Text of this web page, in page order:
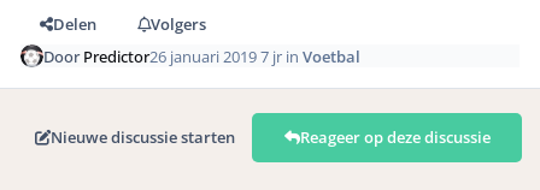
Delen
Volgers
DoorPredictor26 januari 20197 jr inVoetbal
Nieuwe discussie starten Reageer op deze discussie